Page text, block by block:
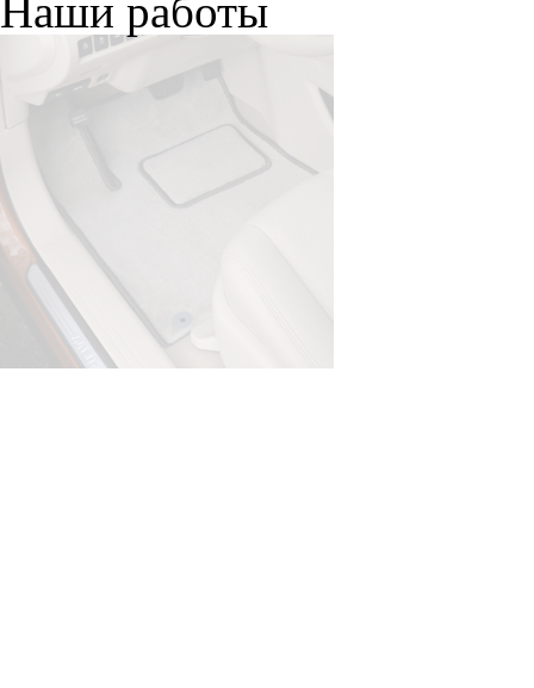
© ателье «Автоковрики
корпус 1.
На нашем сайте в целях
работоспособности
персональных данных,
браузером. Это,
и т.д. Если Вы